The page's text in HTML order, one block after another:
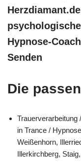
Hypnose-
Senden
Die
Trauerverarbeitung
in Trance /
Weißenhorn,
Illerkirchberg,